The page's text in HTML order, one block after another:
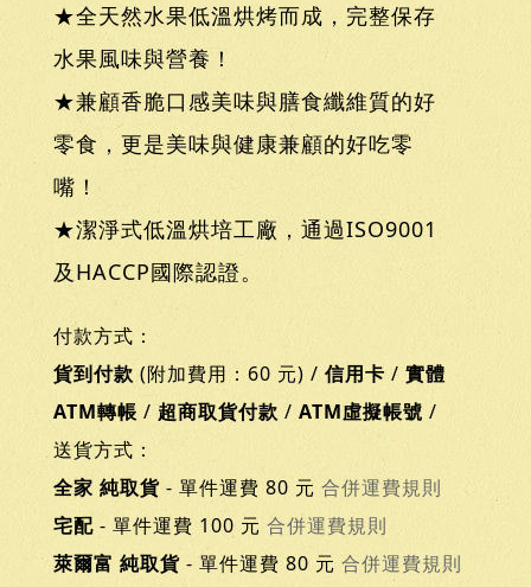
★全天然水果低溫烘烤而成，完整保存
水果風味與營養！
★兼顧香脆口感美味與膳食纖維質的好
零食，更是美味與健康兼顧的好吃零
嘴！
★潔淨式低溫烘培工廠，通過ISO9001
及HACCP國際認證。
付款方式：
貨到付款 (附加費用：60 元) / 信用卡 / 實體
ATM轉帳 / 超商取貨付款 / ATM虛擬帳號 /
送貨方式：
全家 純取貨 - 單件運費 80 元 合併運費規則
宅配 - 單件運費 100 元 合併運費規則
萊爾富 純取貨 - 單件運費 80 元 合併運費規則